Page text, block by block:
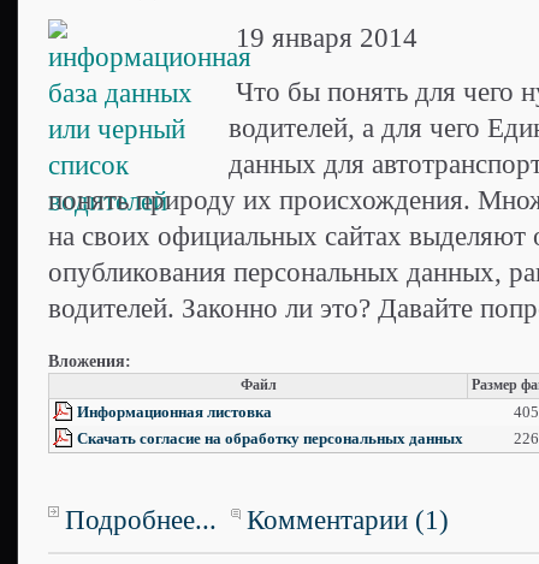
19 января 2014
Что бы понять для чего
водителей, а для чего
данных для
понять природу их происхождения.
на своих официальных сайтах выделяют
опубликования персональных данных,
водителей. Законно ли это? Давайте
Вложения:
Файл Размер
Информационная листовка
Скачать согласие на обработку персональных данных
Подробнее... Комментарии (1)